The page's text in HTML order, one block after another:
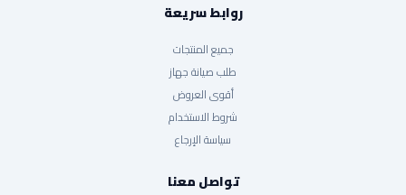
روابط سريعة
جميع المنتجات
طلب صيانة جهاز
أقوى العروض
شروط الاستخدام
سياسة الإرجاع
تواصل معنا